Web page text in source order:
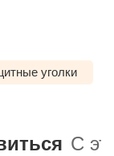
уголки
С